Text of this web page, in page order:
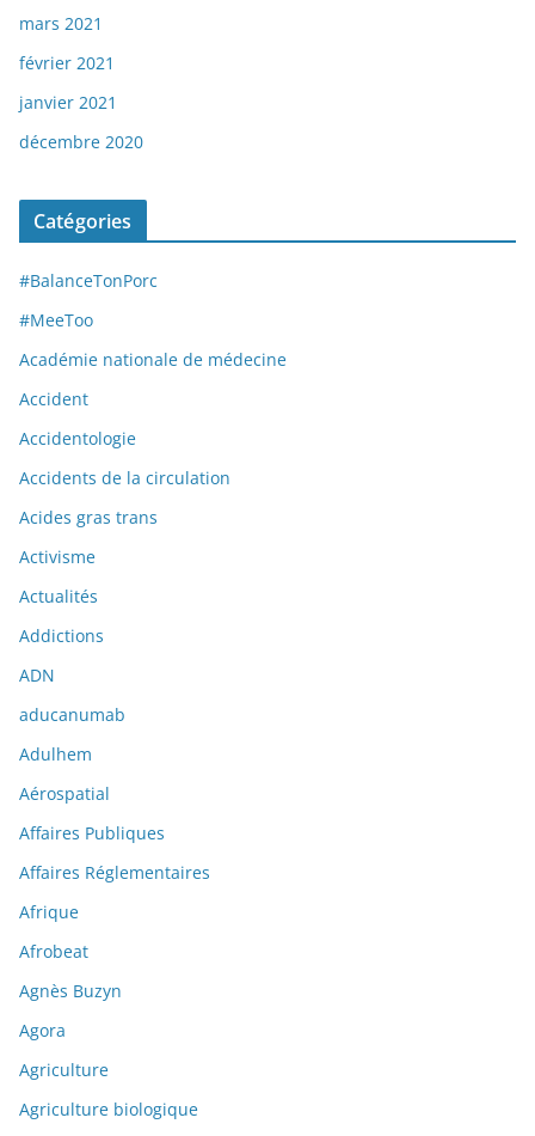
mars 2021
février 2021
janvier 2021
décembre 2020
Catégories
#BalanceTonPorc
#MeeToo
Académie nationale de médecine
Accident
Accidentologie
Accidents de la circulation
Acides gras trans
Activisme
Actualités
Addictions
ADN
aducanumab
Adulhem
Aérospatial
Affaires Publiques
Affaires Réglementaires
Afrique
Afrobeat
Agnès Buzyn
Agora
Agriculture
Agriculture biologique